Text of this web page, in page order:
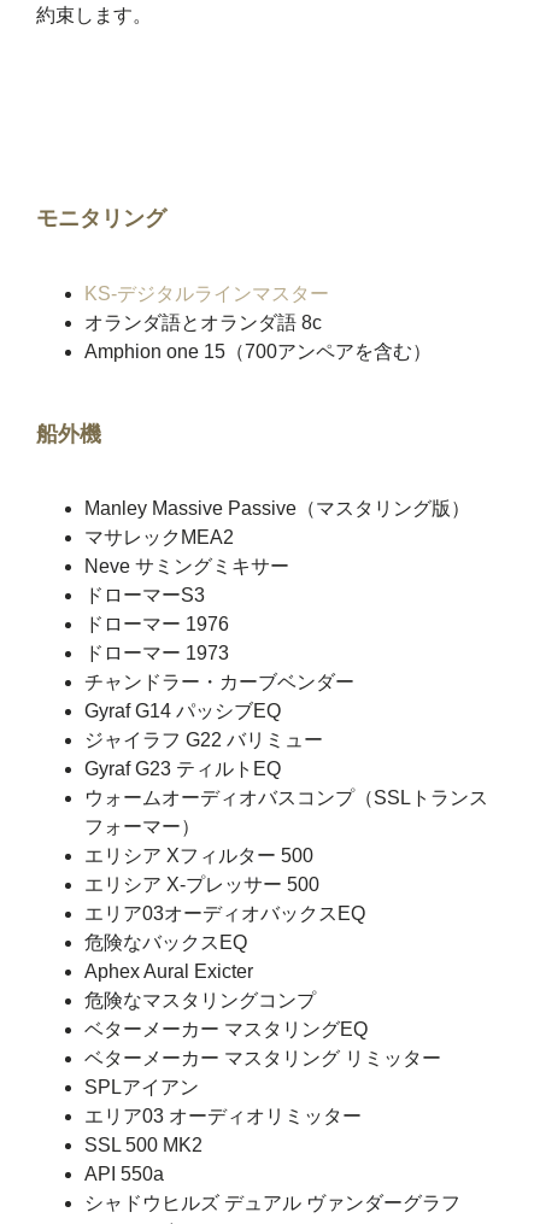
約束します。
モニタリング
KS-デジタルラインマスター
オランダ語とオランダ語 8c
Amphion one 15（700アンペアを含む）
船外機
Manley Massive Passive（マスタリング版）
マサレックMEA2
Neve サミングミキサー
ドローマーS3
ドローマー 1976
ドローマー 1973
チャンドラー・カーブベンダー
Gyraf G14 パッシブEQ
ジャイラフ G22 バリミュー
Gyraf G23 ティルトEQ
ウォームオーディオバスコンプ（SSLトランス
フォーマー）
エリシア Xフィルター 500
エリシア X-プレッサー 500
エリア03オーディオバックスEQ
危険なバックスEQ
Aphex Aural Exicter
危険なマスタリングコンプ
ベターメーカー マスタリングEQ
ベターメーカー マスタリング リミッター
SPLアイアン
エリア03 オーディオリミッター
SSL 500 MK2
API 550a
シャドウヒルズ デュアル ヴァンダーグラフ